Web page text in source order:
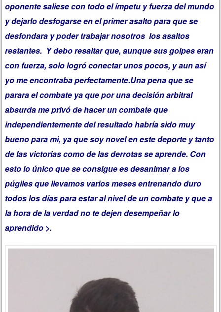
oponente saliese con todo el ímpetu y fuerza del mundo
y dejarlo desfogarse en el primer asalto para que se
desfondara y poder trabajar nosotros los asaltos
restantes. Y debo resaltar que, aunque sus golpes eran
con fuerza, solo logró conectar unos pocos, y aun así
yo me encontraba perfectamente.Una pena que se
parara el combate ya que por una decisión arbitral
absurda me privó de hacer un combate que
independientemente del resultado habría sido muy
bueno para mi, ya que soy novel en este deporte y tanto
de las victorias como de las derrotas se aprende. Con
esto lo único que se consigue es desanimar a los
púgiles que llevamos varios meses entrenando duro
todos los días para estar al nivel de un combate y que a
la hora de la verdad no te dejen desempeñar lo
aprendido >.